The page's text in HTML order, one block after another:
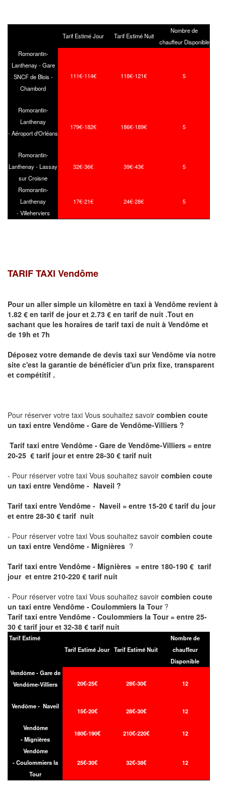
Tarif Estimé Jour Tarif Estimé Nuit
Nombre de
chauffeur Disponible
Romorantin-
Lanthenay - Gare
SNCF de Blois -
Chambord
111€-114€ 118€-121€ 5
Romorantin-
Lanthenay
- Aéroport d'Orléans
179€-182€ 186€-189€ 5
Romorantin-
Lanthenay - Lassay
sur Croisne
32€-36€ 39€-43€ 5
Romorantin-
Lanthenay
- Villeherviers
17€-21€ 24€-28€ 5
TARIF TAXI Vendôme
Pour un aller simple un kilomètre en taxi à Vendôme revient à
1.82 € en tarif de jour et 2.73 € en tarif de nuit .Tout en
sachant que les horaires de tarif taxi de nuit à Vendôme et
de 19h et 7h
Déposez votre demande de devis taxi surVendôme via notre
site c'est la garantie de bénéficier d'un prix fixe, transparent
et compétitif .
Pour réserver votre taxi Vous souhaitez savoir combien coute
un taxi entre Vendôme - Gare de Vendôme-Villiers ?
Tarif taxi entre Vendôme - Gare de Vendôme-Villiers = entre
20-25 € tarif jour et entre 28-30 € tarif nuit
- Pour réserver votre taxi Vous souhaitez savoir combien coute
un taxi entre Vendôme - Naveil ?
Tarif taxi entre Vendôme - Naveil = entre 15-20 € tarif du jour
et entre 28-30 € tarif nuit
- Pour réserver votre taxi Vous souhaitez savoir combien coute
un taxi entre Vendôme - Mignières ?
Tarif taxi entre Vendôme - Mignières = entre 180-190 € tarif
jour et entre 210-220 € tarif nuit
- Pour réserver votre taxi Vous souhaitez savoir combien coute
un taxi entre Vendôme - Coulommiers la Tour?
Tarif taxi entre Vendôme - Coulommiers la Tour = entre 25-
30 € tarif jour et 32-38 € tarif nuit
Tarif Estimé
Tarif Estimé Jour Tarif Estimé Nuit
Nombre de
chauffeur
Disponible
Vendôme - Gare de
Vendôme-Villiers
20€-25€ 28€-30€ 12
Vendôme - Naveil
15€-20€ 28€-30€ 12
Vendôme
- Mignières
180€-190€ 210€-220€ 12
Vendôme
- Coulommiers la
Tour
25€-30€ 32€-38€ 12